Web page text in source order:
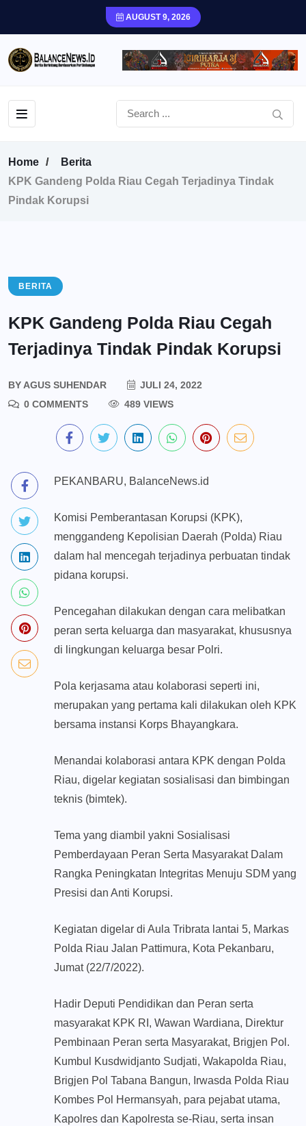
AUGUST 9, 2026
Home
Berita
KPK Gandeng Polda Riau Cegah Terjadinya Tindak
Pindak Korupsi
BERITA
KPK Gandeng Polda Riau Cegah
Terjadinya Tindak Pindak Korupsi
BYAGUS SUHENDAR
JULI 24, 2022
0 COMMENTS
489 VIEWS
PEKANBARU, BalanceNews.id
Komisi Pemberantasan Korupsi (KPK),
menggandeng Kepolisian Daerah (Polda) Riau
dalam hal mencegah terjadinya perbuatan tindak
pidana korupsi.
Pencegahan dilakukan dengan cara melibatkan
peran serta keluarga dan masyarakat, khususnya
di lingkungan keluarga besar Polri.
Pola kerjasama atau kolaborasi seperti ini,
merupakan yang pertama kali dilakukan oleh KPK
bersama instansi Korps Bhayangkara.
Menandai kolaborasi antara KPK dengan Polda
Riau, digelar kegiatan sosialisasi dan bimbingan
teknis (bimtek).
Tema yang diambil yakni Sosialisasi
Pemberdayaan Peran Serta Masyarakat Dalam
Rangka Peningkatan Integritas Menuju SDM yang
Presisi dan Anti Korupsi.
Kegiatan digelar di Aula Tribrata lantai 5, Markas
Polda Riau Jalan Pattimura, Kota Pekanbaru,
Jumat (22/7/2022).
Hadir Deputi Pendidikan dan Peran serta
masyarakat KPK RI, Wawan Wardiana, Direktur
Pembinaan Peran serta Masyarakat, Brigjen Pol.
Kumbul Kusdwidjanto Sudjati, Wakapolda Riau,
Brigjen Pol Tabana Bangun, Irwasda Polda Riau
Kombes Pol Hermansyah, para pejabat utama,
Kapolres dan Kapolresta se-Riau, serta insan